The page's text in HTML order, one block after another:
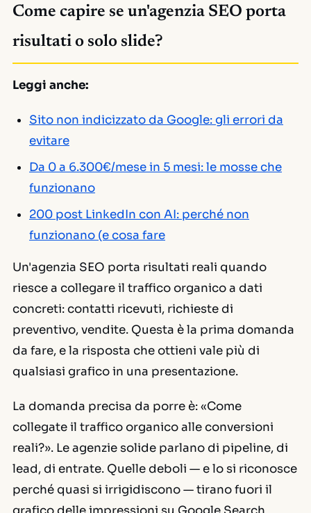
Come capire se un'agenzia SEO porta
risultati o solo slide?
Leggi anche:
Sito non indicizzato da Google: gli errori da
evitare
Da 0 a 6.300€/mese in 5 mesi: le mosse che
funzionano
200 post LinkedIn con AI: perché non
funzionano (e cosa fare
Un'agenzia SEO porta risultati reali quando
riesce a collegare il traffico organico a dati
concreti: contatti ricevuti, richieste di
preventivo, vendite. Questa è la prima domanda
da fare, e la risposta che ottieni vale più di
qualsiasi grafico in una presentazione.
La domanda precisa da porre è: «Come
collegate il traffico organico alle conversioni
reali?». Le agenzie solide parlano di pipeline, di
lead, di entrate. Quelle deboli — e lo si riconosce
perché quasi si irrigidiscono — tirano fuori il